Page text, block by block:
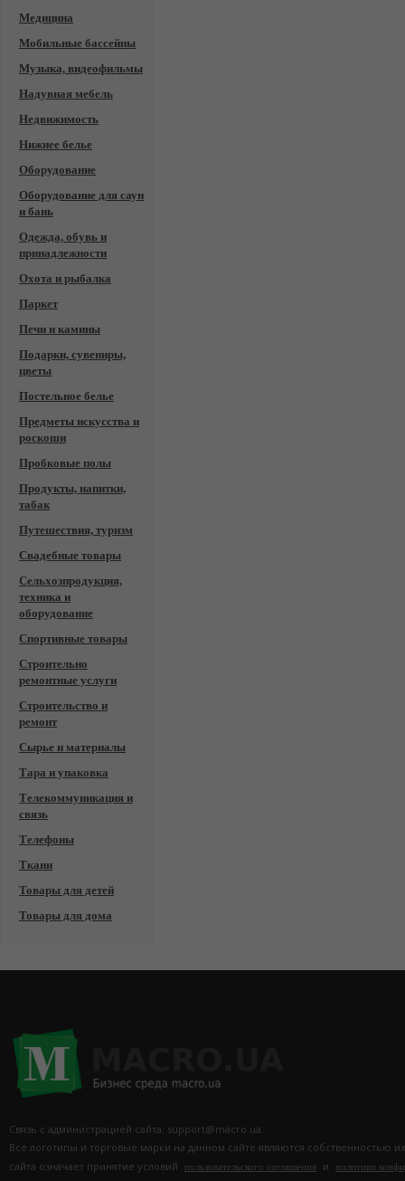
Медицина
Мобильные бассейны
Музыка, видеофильмы
Надувная мебель
Недвижимость
Нижнее белье
Оборудование
Оборудование для саун
и бань
Одежда, обувь и
принадлежности
Охота и рыбалка
Паркет
Печи и камины
Подарки, сувениры,
цветы
Постельное белье
Предметы искусства и
роскоши
Пробковые полы
Продукты, напитки,
табак
Путешествия, туризм
Свадебные товары
Сельхозпродукция,
техника и
оборудование
Спортивные товары
Строительно
ремонтные услуги
Строительство и
ремонт
Сырье и материалы
Тара и упаковка
Телекоммуникация и
связь
Телефоны
Ткани
Товары для детей
Товары для дома
Связь с администрацией сайта: support@macro.ua.
Все логотипы и торговые марки на данном сайте являются собственностью
сайта означает принятие условий
пользовательского соглашения и политики